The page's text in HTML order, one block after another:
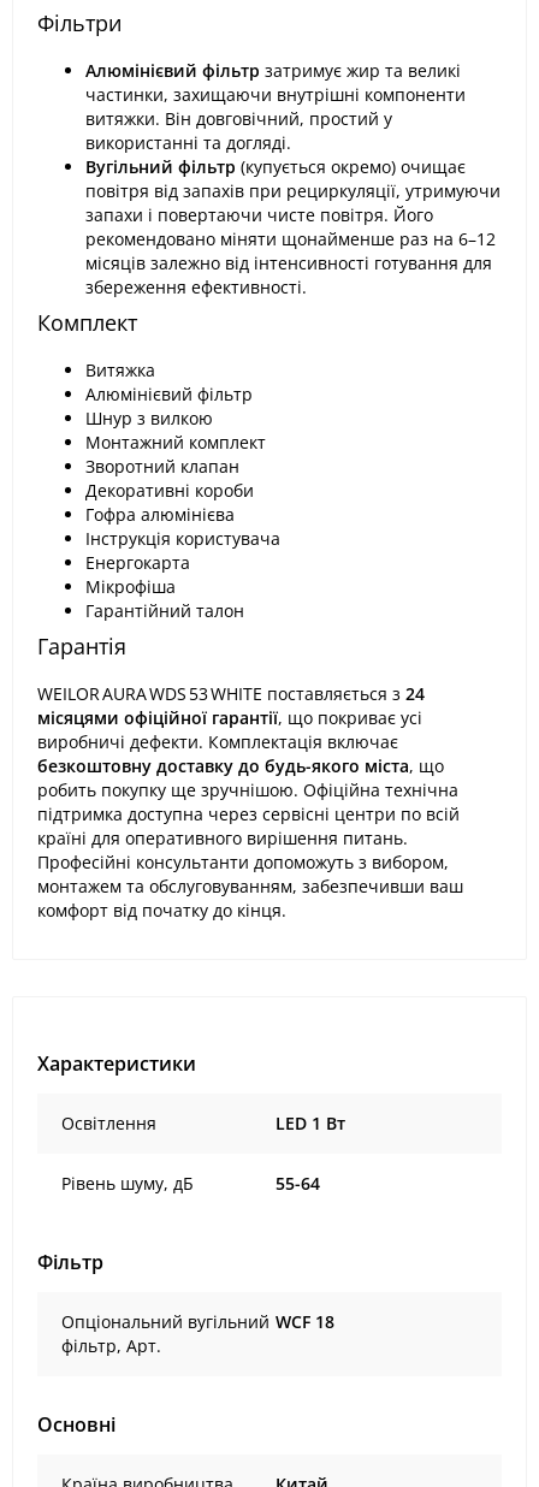
Фільтри
Алюмінієвий фільтр затримує жир та великі
частинки, захищаючи внутрішні компоненти
витяжки. Він довговічний, простий у
використанні та догляді.
Вугільний фільтр (купується окремо) очищає
повітря від запахів при рециркуляції, утримуючи
запахи і повертаючи чисте повітря. Його
рекомендовано міняти щонайменше раз на 6–12
місяців залежно від інтенсивності готування для
збереження ефективності.
Комплект
Витяжка
Алюмінієвий фільтр
Шнур з вилкою
Монтажний комплект
Зворотний клапан
Декоративні короби
Гофра алюмінієва
Інструкція користувача
Енергокарта
Мікрофіша
Гарантійний талон
Гарантія
WEILOR AURA WDS 53 WHITE поставляється з 24
місяцями офіційної гарантії, що покриває усі
виробничі дефекти. Комплектація включає
безкоштовну доставку до будь-якого міста, що
робить покупку ще зручнішою. Офіційна технічна
підтримка доступна через сервісні центри по всій
країні для оперативного вирішення питань.
Професійні консультанти допоможуть з вибором,
монтажем та обслуговуванням, забезпечивши ваш
комфорт від початку до кінця.
Характеристики
Освітлення LED 1 Вт
Рівень шуму, дБ 55-64
Фільтр
Опціональний вугільний
фільтр, Арт.
WCF 18
Основні